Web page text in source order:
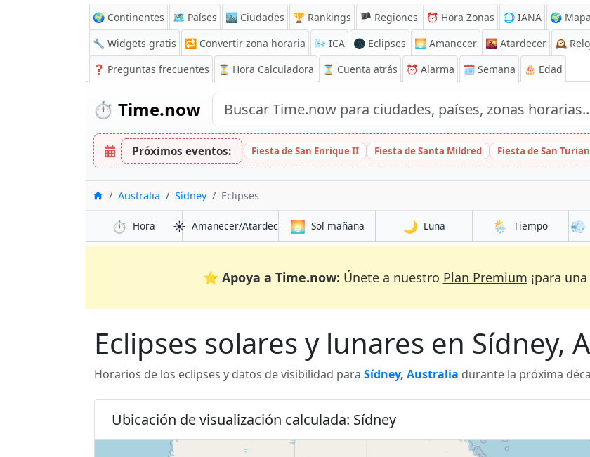
🌍 Continentes 🗺️ Países 🏙️ Ciudades 🏆 Rankings 🏴 Regiones ⏰ Hora Zonas 🌐 IANA 🌍
🔧 Widgets gratis
🔁 Convertir zona horaria 🌬️ ICA 🌑 Eclipses 🌅 Amanecer 🌇 Atardecer 🕰️
❓ Preguntas frecuentes ⏳ Hora Calculadora ⏳ Cuenta atrás ⏰ Alarma 🗓️ Semana 🎂 Edad
⏱️ Time.now
Próximos eventos: Fiesta de San Enrique II Fiesta de Santa Mildred Fiesta de San
InicioAustralia Sídney Eclipses
⏱️ Hora ☀️ Amanecer/Atardecer 🌅 Sol mañana 🌙 Luna 🌦️ Tiempo 💨
⭐ Apoya a Time.now: Únete a nuestro Plan Premium ¡para
Eclipses solares y lunares en Sídney,
Horarios de los eclipses y datos de visibilidad para Sídney, Australia durante la próxima
Ubicación de visualización calculada: Sídney